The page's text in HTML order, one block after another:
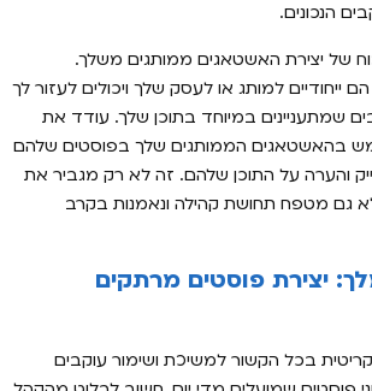
הנכונים.
של יצירת האשטאגים ממותגים משלך.
ייחודיים למותג או לעסק שלך ויכולים לעזור לך
שמתעניינים במיוחד בתוכן שלך. עודד את
בהאשטאגים הממותגים שלך בפוסטים שלהם
והערה על התוכן שלהם. זה לא רק מגביר את
גם מטפח תחושת קהילה ונאמנות בקרב
יצירת פוסטים מרתקים
קריטית בכל הקשור למשיכת ושימור עוקבים